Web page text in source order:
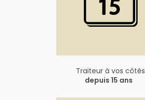
Traiteur à vos côtés
depuis 15 ans